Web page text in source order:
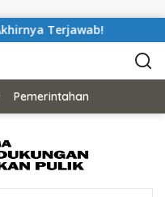
Terjawab!
Pemerintahan